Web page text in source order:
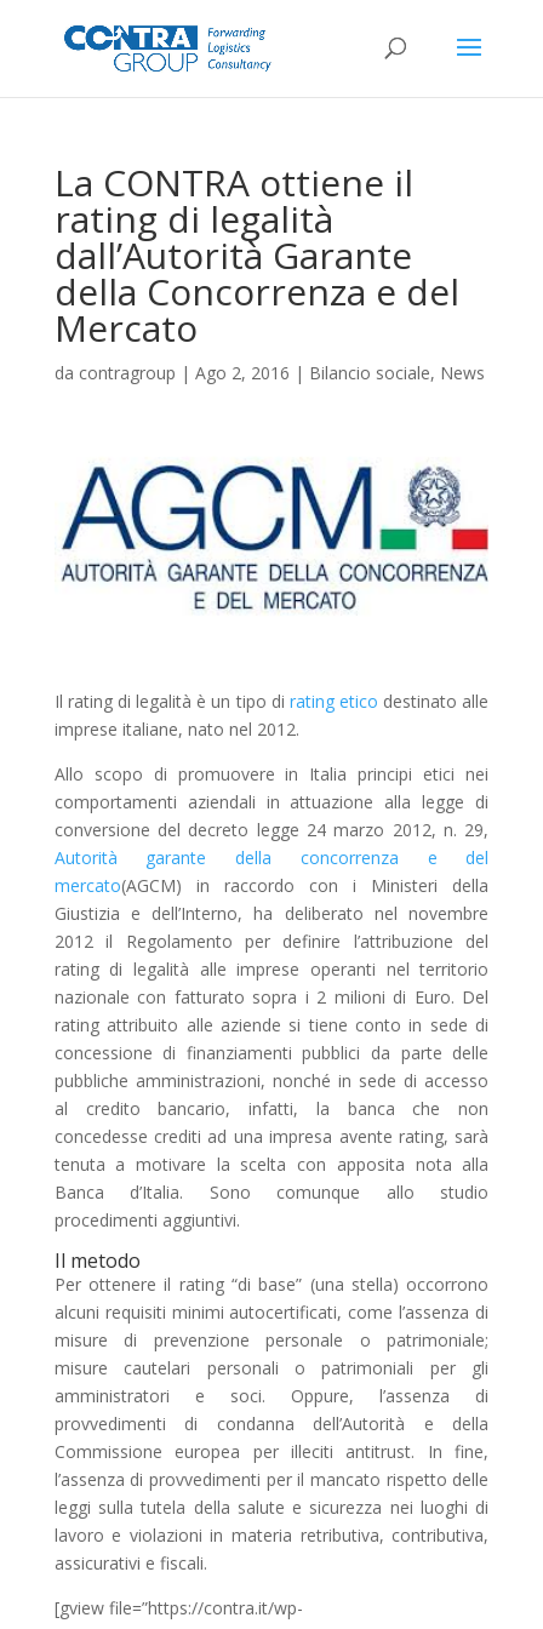
La CONTRA ottiene il
rating di legalità
dall’Autorità Garante
della Concorrenza e del
Mercato
da contragroup | Ago 2, 2016 | Bilancio sociale, News
Il rating di legalità è un tipo di rating etico destinato alle
imprese italiane, nato nel 2012.
Allo scopo di promuovere in Italia principi etici nei
comportamenti aziendali in attuazione alla legge di
conversione del decreto legge 24 marzo 2012, n. 29,
Autorità garante della concorrenza e del
mercato(AGCM) in raccordo con i Ministeri della
Giustizia e dell’Interno, ha deliberato nel novembre
2012 il Regolamento per definire l’attribuzione del
rating di legalità alle imprese operanti nel territorio
nazionale con fatturato sopra i 2 milioni di Euro. Del
rating attribuito alle aziende si tiene conto in sede di
concessione di finanziamenti pubblici da parte delle
pubbliche amministrazioni, nonché in sede di accesso
al credito bancario, infatti, la banca che non
concedesse crediti ad una impresa avente rating, sarà
tenuta a motivare la scelta con apposita nota alla
Banca d’Italia. Sono comunque allo studio
procedimenti aggiuntivi.
Il metodo
Per ottenere il rating “di base” (una stella) occorrono
alcuni requisiti minimi autocertificati, come l’assenza di
misure di prevenzione personale o patrimoniale;
misure cautelari personali o patrimoniali per gli
amministratori e soci. Oppure, l’assenza di
provvedimenti di condanna dell’Autorità e della
Commissione europea per illeciti antitrust. In fine,
l’assenza di provvedimenti per il mancato rispetto delle
leggi sulla tutela della salute e sicurezza nei luoghi di
lavoro e violazioni in materia retributiva, contributiva,
assicurativi e fiscali.
[gview file=”https://contra.it/wp-